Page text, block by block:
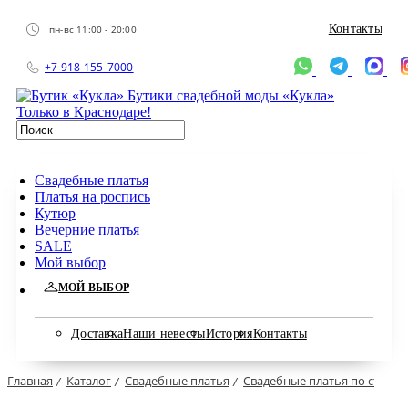
пн-вс 11:00 - 20:00 Контакты
+7 918 155-7000
Бутики свадебной моды «Кукла»
Только в Краснодаре!
Свадебные платья
Платья на роспись
Кутюр
Вечерние платья
SALE
Мой выбор
МОЙ ВЫБОР
ДоставкаНаши невестыИсторияКонтакты
Главная / Каталог / Свадебные платья / Свадебные платья по стилю